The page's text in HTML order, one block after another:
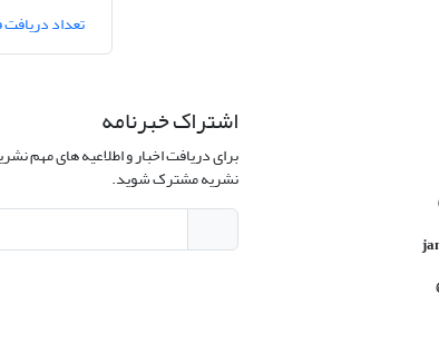
تعداد
اشتراک خبرنامه
برای دریافت اخبار و اطلاعیه های مهم
نشریه مشترک شوید.